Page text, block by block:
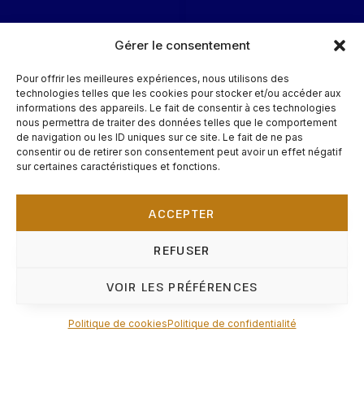
Gérer le consentement
Pour offrir les meilleures expériences, nous utilisons des
technologies telles que les cookies pour stocker et/ou accéder aux
informations des appareils. Le fait de consentir à ces technologies
nous permettra de traiter des données telles que le comportement
de navigation ou les ID uniques sur ce site. Le fait de ne pas
consentir ou de retirer son consentement peut avoir un effet négatif
sur certaines caractéristiques et fonctions.
ACCEPTER
REFUSER
VOIR LES PRÉFÉRENCES
Politique de cookiesPolitique de confidentialité